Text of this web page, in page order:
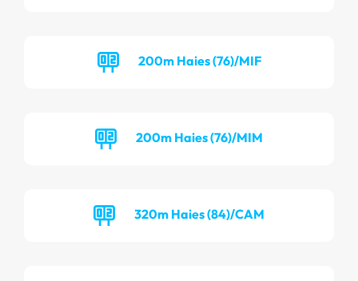
200m Haies (76)/MIF
200m Haies (76)/MIM
320m Haies (84)/CAM